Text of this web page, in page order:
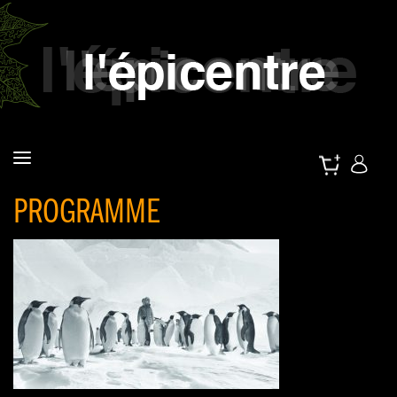
PROGRAMME